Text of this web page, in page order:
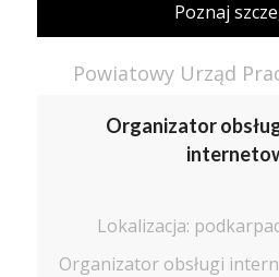
Poznaj
Powiatowy Urząd
Organizator
Lokalizacja:
Organizator obsługi